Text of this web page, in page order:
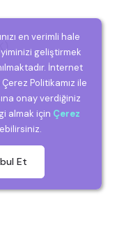
en verimli hale
geliştirmek
İnternet
Politikamız ile
onay verdiğiniz
almak için Çerez
Et